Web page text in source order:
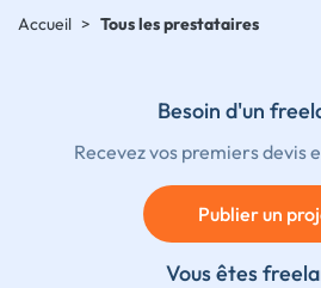
Accueil > Tous les prestataires
Besoin d'un
Recevez vos premiers devis
Publier un
Vous êtes